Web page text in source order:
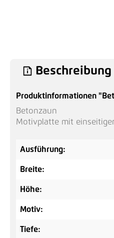
Beschreibung
Produktinformationen
Betonzaun
Motivplatte mit
Ausführung:
Breite:
Höhe:
Motiv:
Tiefe: